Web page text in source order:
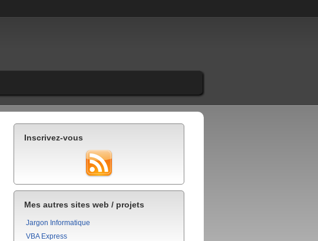
Inscrivez-vous
Mes autres sites web / projets
Jargon Informatique
VBA Express